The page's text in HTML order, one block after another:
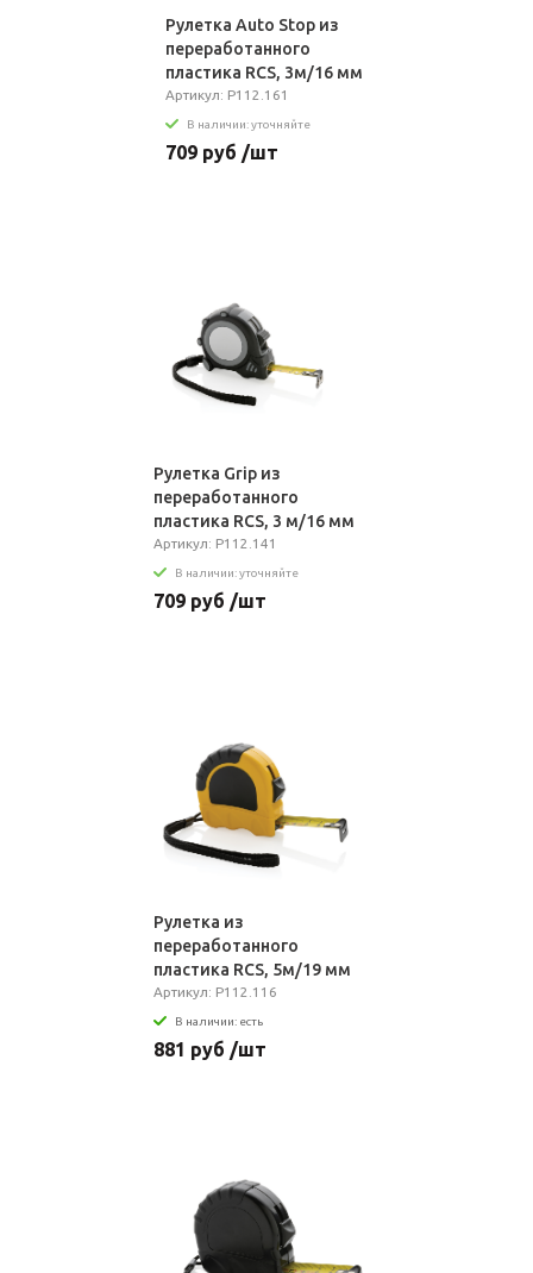
Рулетка Auto Stop из
переработанного
пластика RCS, 3м/16 мм
Артикул: P112.161
В наличии: уточняйте
709 руб /шт
Рулетка Grip из
переработанного
пластика RCS, 3 м/16 мм
Артикул: P112.141
В наличии: уточняйте
709 руб /шт
Рулетка из
переработанного
пластика RCS, 5м/19 мм
Артикул: P112.116
В наличии: есть
881 руб /шт